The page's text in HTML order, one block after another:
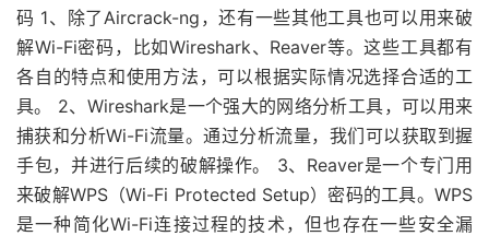
码 1、除了Aircrack-ng，还有一些其他工具也可以用来破
解Wi-Fi密码，比如Wireshark、Reaver等。这些工具都有
各自的特点和使用方法，可以根据实际情况选择合适的工
具。 2、Wireshark是一个强大的网络分析工具，可以用来
捕获和分析Wi-Fi流量。通过分析流量，我们可以获取到握
手包，并进行后续的破解操作。 3、Reaver是一个专门用
来破解WPS（Wi-Fi Protected Setup）密码的工具。WPS
是一种简化Wi-Fi连接过程的技术，但也存在一些安全漏